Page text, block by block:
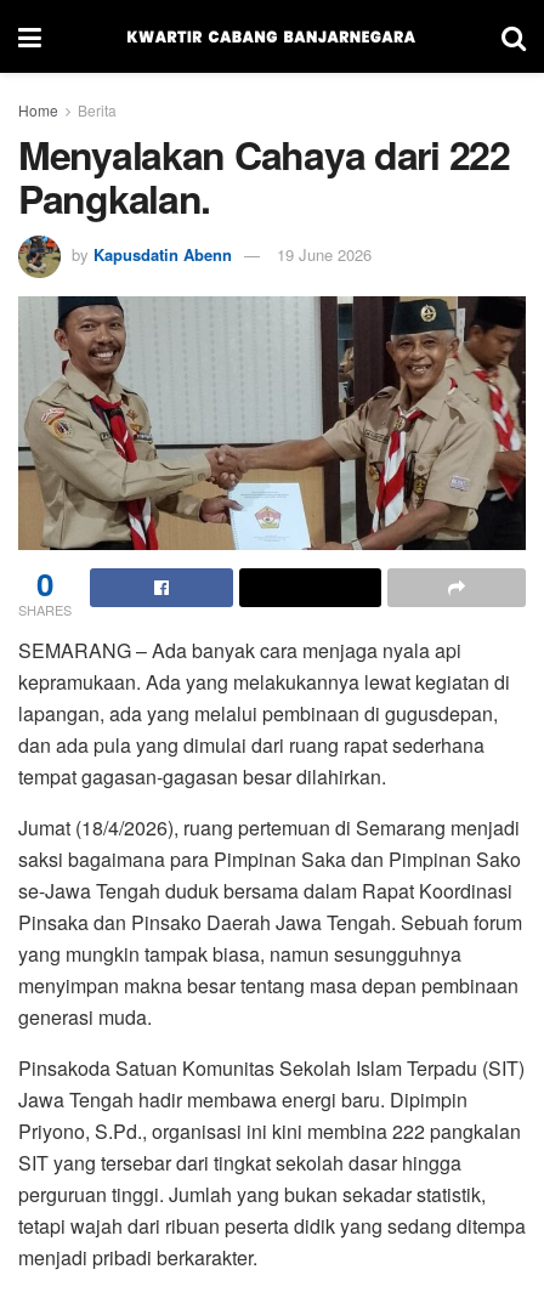
Home Berita
Menyalakan Cahaya dari 222
Pangkalan.
by Kapusdatin Abenn 19 June 2026
0
SHARES
SEMARANG – Ada banyak cara menjaga nyala api
kepramukaan. Ada yang melakukannya lewat kegiatan di
lapangan, ada yang melalui pembinaan di gugusdepan,
dan ada pula yang dimulai dari ruang rapat sederhana
tempat gagasan-gagasan besar dilahirkan.
Jumat (18/4/2026), ruang pertemuan di Semarang menjadi
saksi bagaimana para Pimpinan Saka dan Pimpinan Sako
se-Jawa Tengah duduk bersama dalam Rapat Koordinasi
Pinsaka dan Pinsako Daerah Jawa Tengah. Sebuah forum
yang mungkin tampak biasa, namun sesungguhnya
menyimpan makna besar tentang masa depan pembinaan
generasi muda.
Pinsakoda Satuan Komunitas Sekolah Islam Terpadu (SIT)
Jawa Tengah hadir membawa energi baru. Dipimpin
Priyono, S.Pd., organisasi ini kini membina 222 pangkalan
SIT yang tersebar dari tingkat sekolah dasar hingga
perguruan tinggi. Jumlah yang bukan sekadar statistik,
tetapi wajah dari ribuan peserta didik yang sedang ditempa
menjadi pribadi berkarakter.